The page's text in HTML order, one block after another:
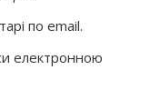
по email.
електронною